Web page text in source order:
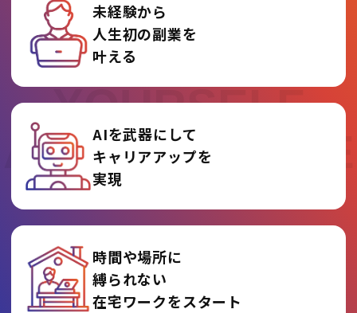
REINVENT
YOURSELF
AT AI COLLEGE
未経験から
人生初の副業を
叶える
AIを武器にして
キャリアアップを
実現
時間や場所に
縛られない
在宅ワークをスタート